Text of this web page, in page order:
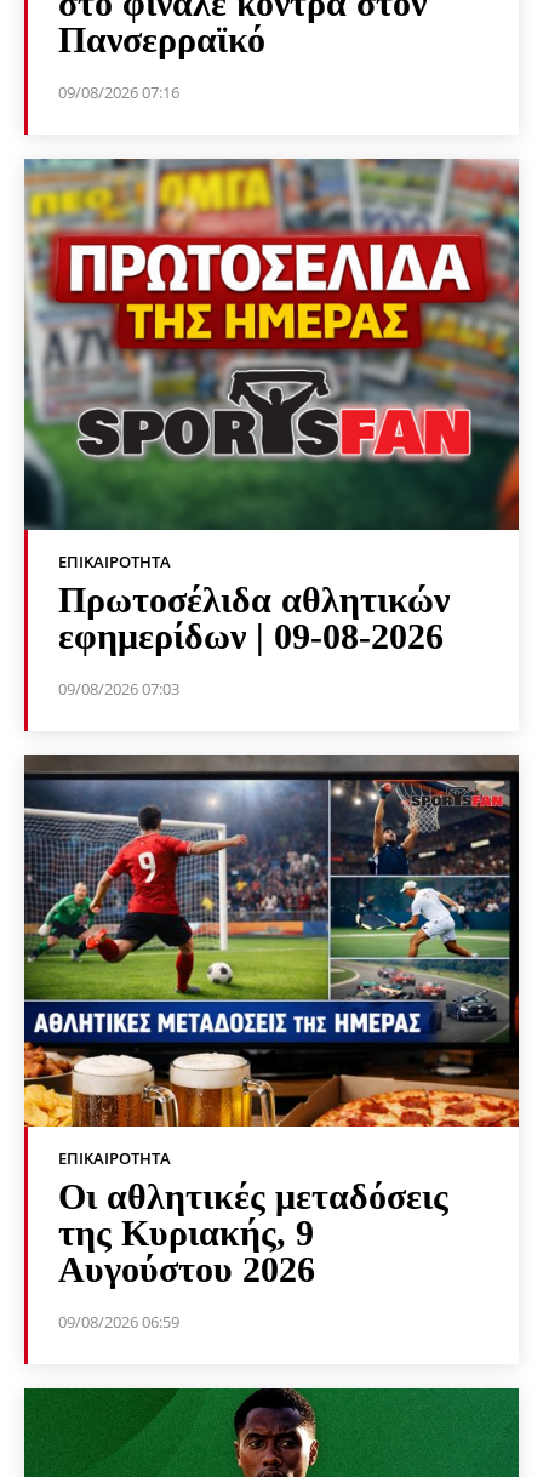
Πανσερραϊκό
09/08/2026 07:16
ΕΠΙΚΑΙΡΌΤΗΤΑ
Πρωτοσέλιδα αθλητικών
εφημερίδων | 09-08-2026
09/08/2026 07:03
ΕΠΙΚΑΙΡΌΤΗΤΑ
Οι αθλητικές μεταδόσεις
της Κυριακής, 9
Αυγούστου 2026
09/08/2026 06:59